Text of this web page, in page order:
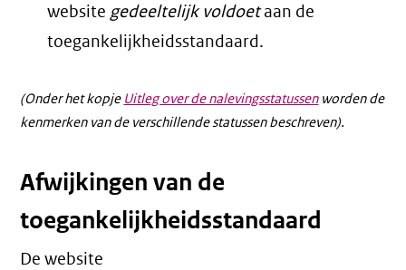
websitegedeeltelijk voldoetaan de
toegankelijkheidsstandaard.
(Onder het kopje Uitleg over de nalevingsstatussenworden de
kenmerken van de verschillende statussen beschreven).
Afwijkingen van de
toegankelijkheidsstandaard
De website